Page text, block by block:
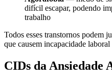
difícil escapar, podendo
trabalho
Todos esses transtornos podem
que causem incapacidade
CIDs da Ansiedade